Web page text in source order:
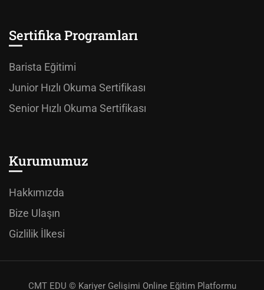
Sertifika Programları
Barista Eğitimi
Junior Hızlı Okuma Sertifikası
Senior Hızlı Okuma Sertifikası
Kurumumuz
Hakkımızda
Bize Ulaşın
Gizlilik İlkesi
CMT EDU © Kariyer Gelişimi Online Eğitim Platformu